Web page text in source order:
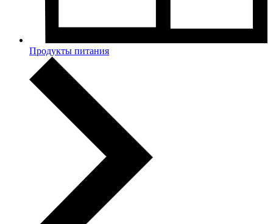
Продукты питания